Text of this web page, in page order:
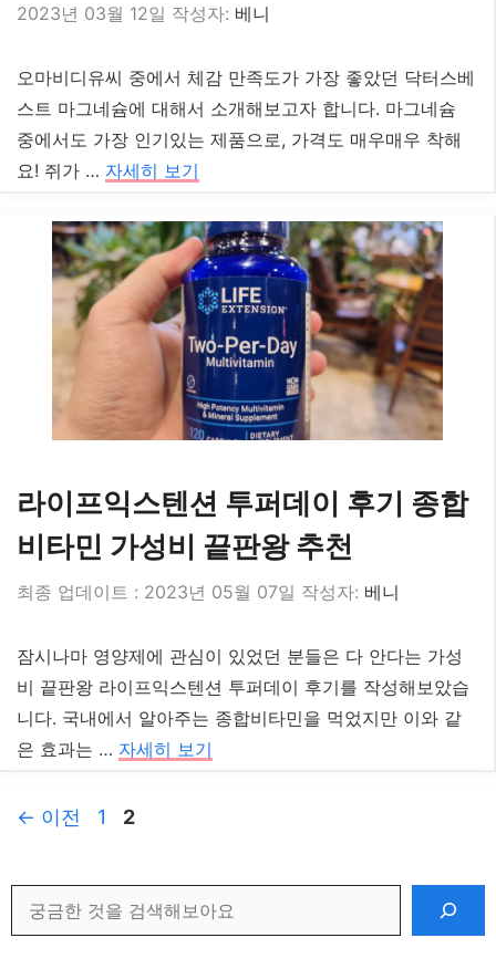
2023년 03월 12일 작성자: 베니
오마비디유씨 중에서 체감 만족도가 가장 좋았던 닥터스베
스트 마그네슘에 대해서 소개해보고자 합니다. 마그네슘
중에서도 가장 인기있는 제품으로, 가격도 매우매우 착해
요! 쥐가 … 자세히 보기
라이프익스텐션 투퍼데이 후기 종합
비타민 가성비 끝판왕 추천
2023년 05월 07일 작성자: 베니
잠시나마 영양제에 관심이 있었던 분들은 다 안다는 가성
비 끝판왕 라이프익스텐션 투퍼데이 후기를 작성해보았습
니다. 국내에서 알아주는 종합비타민을 먹었지만 이와 같
은 효과는 … 자세히 보기
← 이전
페
지
1
페
지
2
색